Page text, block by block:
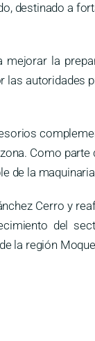
destinado a
la
autoridades
Como
de la
Cerro y
del
la región